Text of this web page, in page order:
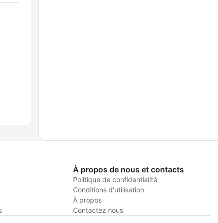
À propos de nous et contacts
Politique de confidentialité
Conditions d'utilisation
À propos
Contactez nous